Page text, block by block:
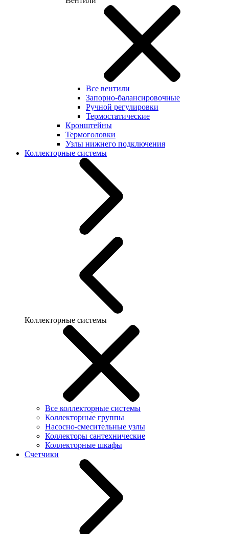
Все вентили
Запорно-балансировочные
Ручной регулировки
Термостатические
Кронштейны
Термоголовки
Узлы нижнего подключения
Коллекторные системы
Коллекторные системы
Все коллекторные системы
Коллекторные группы
Насосно-смесительные узлы
Коллекторы сантехнические
Коллекторные шкафы
Счетчики